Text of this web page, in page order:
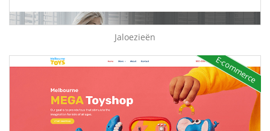
Jaloezieën
E-commerce